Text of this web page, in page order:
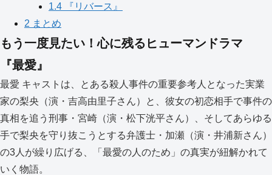
1.4 『リバース』
2 まとめ
もう一度見たい！心に残るヒューマンドラマ
『最愛』
最愛 キャストは、とある殺人事件の重要参考人となった実業
家の梨央（演・吉高由里子さん）と、彼女の初恋相手で事件の
真相を追う刑事・宮崎（演・松下洸平さん）、そしてあらゆる
手で梨央を守り抜こうとする弁護士・加瀬（演・井浦新さん）
の3人が繰り広げる、「最愛の人のため」の真実が紐解かれて
いく物語。